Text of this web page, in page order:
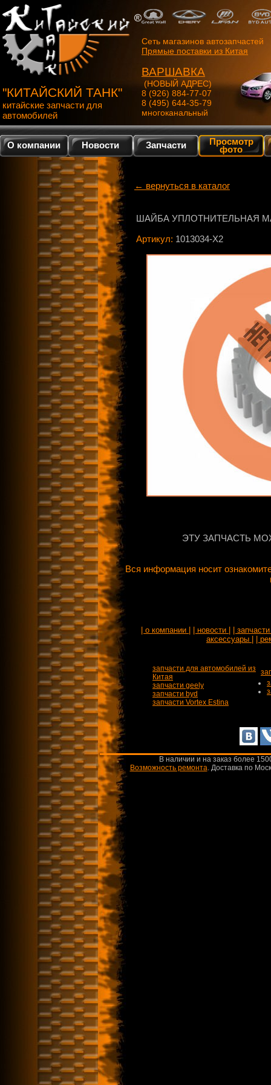
"КИТАЙСКИЙ ТАНК"
китайские запчасти для
автомобилей
Сеть магазинов автозапчастей
Прямые поставки из Китая
ВАРШАВКА
(НОВЫЙ АДРЕС)
8 (926) 884-77-07
8 (495) 644-35-79
многоканальный
О компании Новости Запчасти Просмотр
фото
← вернуться в каталог
ШАЙБА УПЛОТНИТЕЛЬНАЯ
Артикул: 1013034-X2
ЭТУ ЗАПЧАСТЬ
Вся информация носит
| о компании | | новости |
|
аксессуары |
|
запчасти для автомобилей из
Китая
запчасти geely
запчасти byd
запчасти Vortex Estina
В наличии и на заказ более
Возможность ремонта.Доставка по